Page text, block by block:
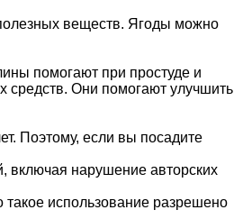
веществ. Ягоды можно
помогают при простуде и
средств. Они помогают улучшить
Поэтому, если вы посадите
включая нарушение авторских
такое использование разрешено